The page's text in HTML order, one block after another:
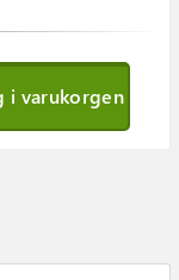
i varukorgen